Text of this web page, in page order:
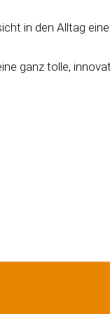
in den Alltag
ganz tolle,